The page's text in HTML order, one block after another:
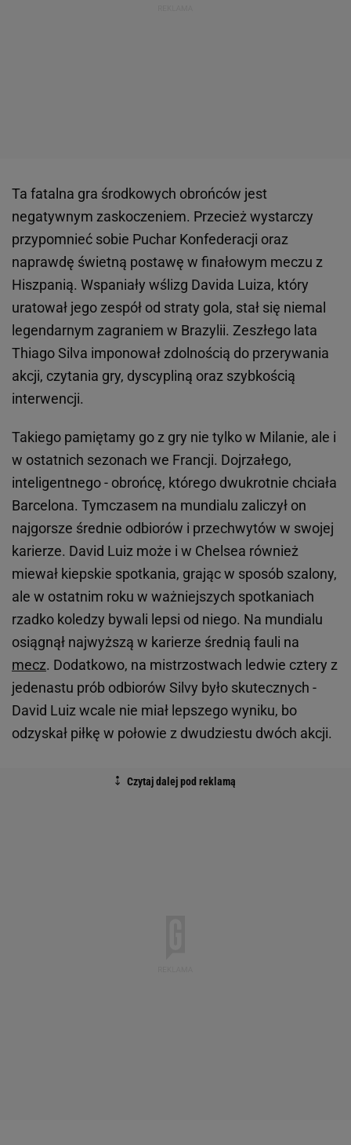
Ta fatalna gra środkowych obrońców jest
negatywnym zaskoczeniem. Przecież wystarczy
przypomnieć sobie Puchar Konfederacji oraz
naprawdę świetną postawę w finałowym meczu z
Hiszpanią. Wspaniały wślizg Davida Luiza, który
uratował jego zespół od straty gola, stał się niemal
legendarnym zagraniem w Brazylii. Zeszłego lata
Thiago Silva imponował zdolnością do przerywania
akcji, czytania gry, dyscypliną oraz szybkością
interwencji.
Takiego pamiętamy go z gry nie tylko w Milanie, ale i
w ostatnich sezonach we Francji. Dojrzałego,
inteligentnego - obrońcę, którego dwukrotnie chciała
Barcelona. Tymczasem na mundialu zaliczył on
najgorsze średnie odbiorów i przechwytów w swojej
karierze. David Luiz może i w Chelsea również
miewał kiepskie spotkania, grając w sposób szalony,
ale w ostatnim roku w ważniejszych spotkaniach
rzadko koledzy bywali lepsi od niego. Na mundialu
osiągnął najwyższą w karierze średnią fauli na
mecz. Dodatkowo, na mistrzostwach ledwie cztery z
jedenastu prób odbiorów Silvy było skutecznych -
David Luiz wcale nie miał lepszego wyniku, bo
odzyskał piłkę w połowie z dwudziestu dwóch akcji.